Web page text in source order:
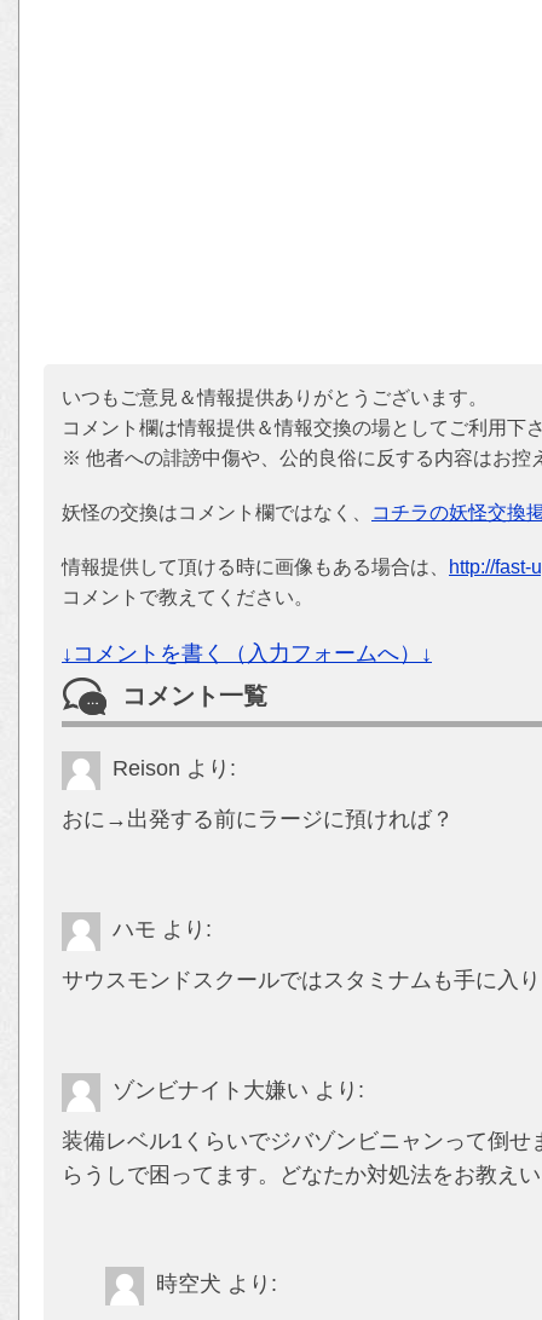
いつもご意見＆情報提供ありがとうございます。
コメント欄は情報提供＆情報交換の場としてご利用下
※ 他者への誹謗中傷や、公的良俗に反する内容はお控
妖怪の交換はコメント欄ではなく、 コチラの妖怪交換
情報提供して頂ける時に画像もある場合は、
http://fast-
コメントで教えてください。
↓コメントを書く（入力フォームへ）↓
コメント一覧
Reison より:
おに→出発する前にラージに預ければ？
ハモ より:
サウスモンドスクールではスタミナムも手に入
ゾンビナイト大嫌い より:
装備レベル1くらいでジバゾンビニャンって倒
らうしで困ってます。どなたか対処法をお教え
時空犬 より: